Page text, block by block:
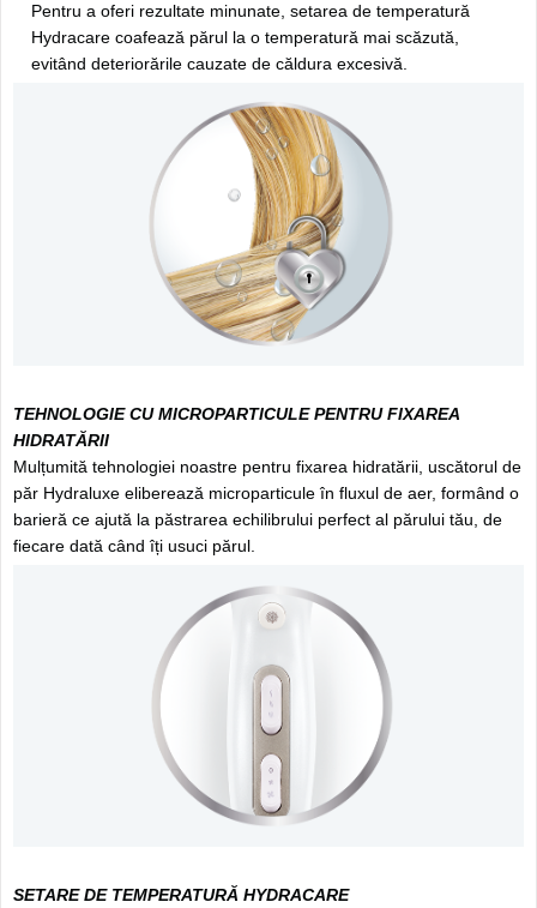
Pentru a oferi rezultate minunate, setarea de temperatură
Hydracare coafează părul la o temperatură mai scăzută,
evitând deteriorările cauzate de căldura excesivă.
TEHNOLOGIE CU MICROPARTICULE PENTRU FIXAREA
HIDRATĂRII
Mulțumită tehnologiei noastre pentru fixarea hidratării, uscătorul de
păr Hydraluxe eliberează microparticule în fluxul de aer, formând o
barieră ce ajută la păstrarea echilibrului perfect al părului tău, de
fiecare dată când îți usuci părul.
SETARE DE TEMPERATURĂ HYDRACARE